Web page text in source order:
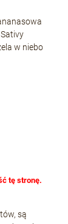
w niebo
tę stronę.
są